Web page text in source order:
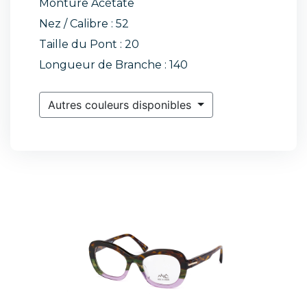
Monture Acétate
Nez / Calibre : 52
Taille du Pont : 20
Longueur de Branche : 140
Autres couleurs disponibles